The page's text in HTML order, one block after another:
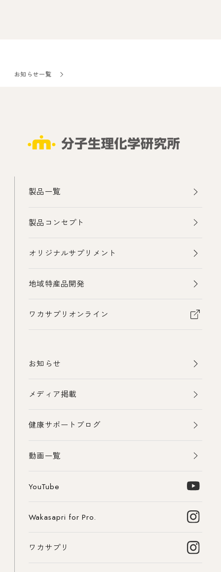
お知らせ一覧
製品一覧
製品コンセプト
オリジナルサプリメント
地域特産品開発
ワカサプリオンライン
お知らせ
メディア掲載
健康サポートブログ
動画一覧
YouTube
Wakasapri for Pro.
ワカサプリ